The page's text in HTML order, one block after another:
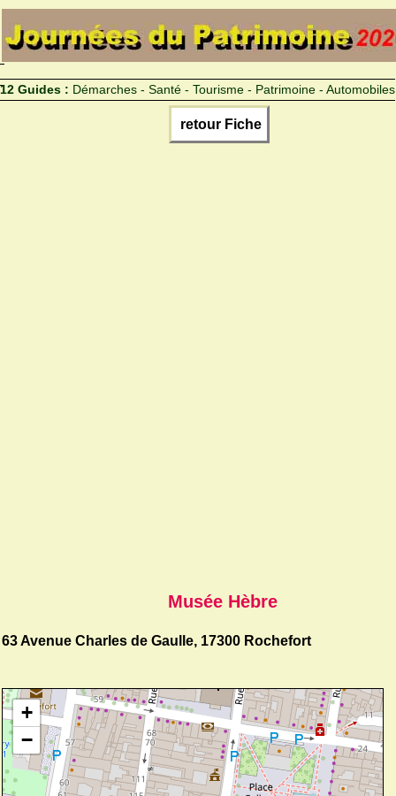
12 Guides : Démarches - Santé - Tourisme - Patrimoine - Automobiles
retour Fiche
Musée Hèbre
63 Avenue Charles de Gaulle, 17300 Rochefort
+
−